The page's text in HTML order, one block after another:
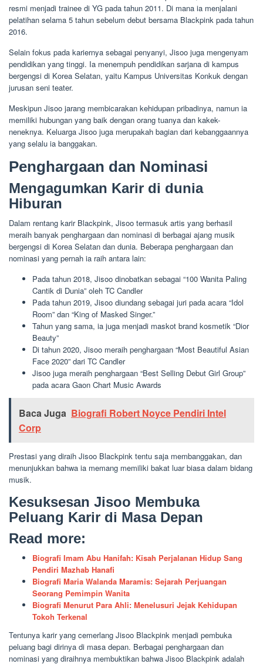
resmi menjadi trainee di YG pada tahun 2011. Di mana ia menjalani
pelatihan selama 5 tahun sebelum debut bersama Blackpink pada tahun
2016.
Selain fokus pada kariernya sebagai penyanyi, Jisoo juga mengenyam
pendidikan yang tinggi. Ia menempuh pendidikan sarjana di kampus
bergengsi di Korea Selatan, yaitu Kampus Universitas Konkuk dengan
jurusan seni teater.
Meskipun Jisoo jarang membicarakan kehidupan pribadinya, namun ia
memiliki hubungan yang baik dengan orang tuanya dan kakek-
neneknya. Keluarga Jisoo juga merupakah bagian dari kebanggaannya
yang selalu ia banggakan.
Penghargaan dan Nominasi
Mengagumkan Karir di dunia
Hiburan
Dalam rentang karir Blackpink, Jisoo termasuk artis yang berhasil
meraih banyak penghargaan dan nominasi di berbagai ajang musik
bergengsi di Korea Selatan dan dunia. Beberapa penghargaan dan
nominasi yang pernah ia raih antara lain:
Pada tahun 2018, Jisoo dinobatkan sebagai “100 Wanita Paling
Cantik di Dunia” oleh TC Candler
Pada tahun 2019, Jisoo diundang sebagai juri pada acara “Idol
Room” dan “King of Masked Singer.”
Tahun yang sama, ia juga menjadi maskot brand kosmetik “Dior
Beauty”
Di tahun 2020, Jisoo meraih penghargaan “Most Beautiful Asian
Face 2020” dari TC Candler
Jisoo juga meraih penghargaan “Best Selling Debut Girl Group”
pada acara Gaon Chart Music Awards
Baca Juga Biografi Robert Noyce Pendiri Intel
Corp
Prestasi yang diraih Jisoo Blackpink tentu saja membanggakan, dan
menunjukkan bahwa ia memang memiliki bakat luar biasa dalam bidang
musik.
Kesuksesan Jisoo Membuka
Peluang Karir di Masa Depan
Read more:
Biografi Imam Abu Hanifah: Kisah Perjalanan Hidup Sang
Pendiri Mazhab Hanafi
Biografi Maria Walanda Maramis: Sejarah Perjuangan
Seorang Pemimpin Wanita
Biografi Menurut Para Ahli: Menelusuri Jejak Kehidupan
Tokoh Terkenal
Tentunya karir yang cemerlang Jisoo Blackpink menjadi pembuka
peluang bagi dirinya di masa depan. Berbagai penghargaan dan
nominasi yang diraihnya membuktikan bahwa Jisoo Blackpink adalah